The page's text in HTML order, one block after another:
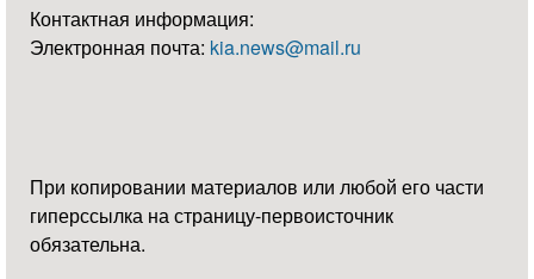
Контактная информация:
Электронная почта: kia.news@mail.ru
При копировании материалов или любой его части
гиперссылка на страницу-первоисточник
обязательна.